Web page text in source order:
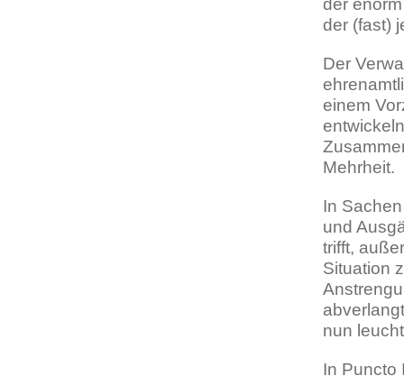
der
der (fast)
Der
einem
Mehrheit.
In
und
trifft,
Situation
nun
In Puncto